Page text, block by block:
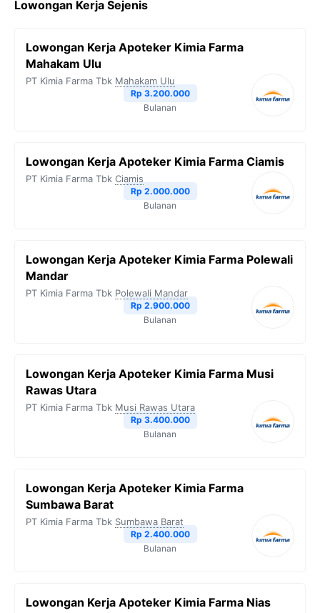
Lowongan Kerja Sejenis
Lowongan Kerja Apoteker Kimia Farma
Mahakam Ulu
PT Kimia Farma Tbk Mahakam Ulu
Rp 3.200.000
Bulanan
Lowongan Kerja Apoteker Kimia Farma Ciamis
PT Kimia Farma Tbk Ciamis
Rp 2.000.000
Bulanan
Lowongan Kerja Apoteker Kimia Farma Polewali
Mandar
PT Kimia Farma Tbk Polewali Mandar
Rp 2.900.000
Bulanan
Lowongan Kerja Apoteker Kimia Farma Musi
Rawas Utara
PT Kimia Farma Tbk Musi Rawas Utara
Rp 3.400.000
Bulanan
Lowongan Kerja Apoteker Kimia Farma
Sumbawa Barat
PT Kimia Farma Tbk Sumbawa Barat
Rp 2.400.000
Bulanan
Lowongan Kerja Apoteker Kimia Farma Nias